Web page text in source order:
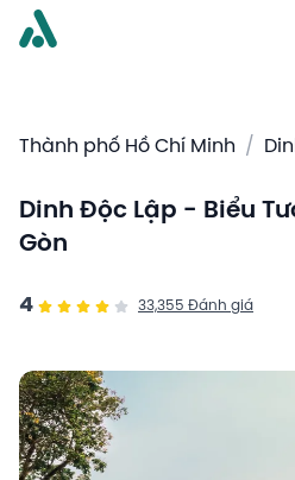
Thành phố Hồ Chí Minh /
Dinh Độc Lập - Biểu
Gòn
4 33,355 Đánh giá